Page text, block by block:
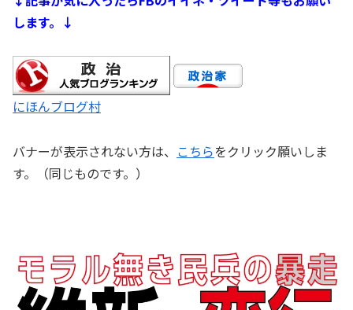
します。↓
にほんブログ村
バナーが表示されない方は、 こちらをクリック願いしま
す。（同じものです。）